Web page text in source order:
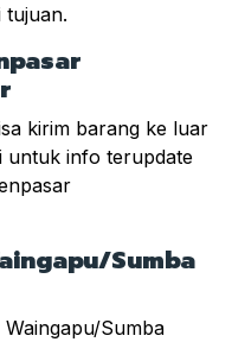
tujuan.
kirim barang ke luar
untuk info terupdate
Sumba
Sumba